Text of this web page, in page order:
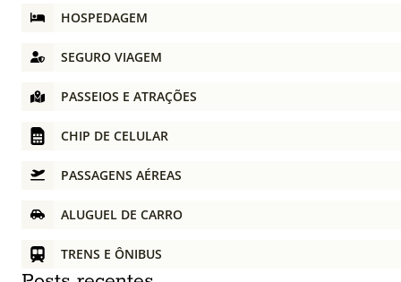
HOSPEDAGEM
SEGURO VIAGEM
PASSEIOS E ATRAÇÕES
CHIP DE CELULAR
PASSAGENS AÉREAS
ALUGUEL DE CARRO
TRENS E ÔNIBUS